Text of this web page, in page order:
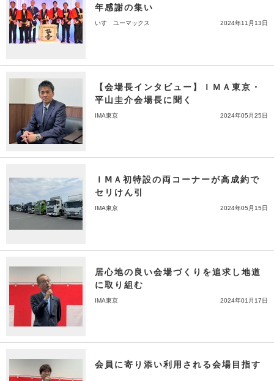
年感謝の集い
いすゞユーマックス 2024年11月13日
【会場長インタビュー】ＩＭＡ東京・
平山圭介会場長に聞く
IMA東京 2024年05月25日
ＩⅯＡ初特設の両コーナーが高成約で
セリけん引
IMA東京 2024年05月15日
居心地の良い会場づくりを追求し地道
に取り組む
IMA東京 2024年01月17日
会員に寄り添い利用される会場目指す